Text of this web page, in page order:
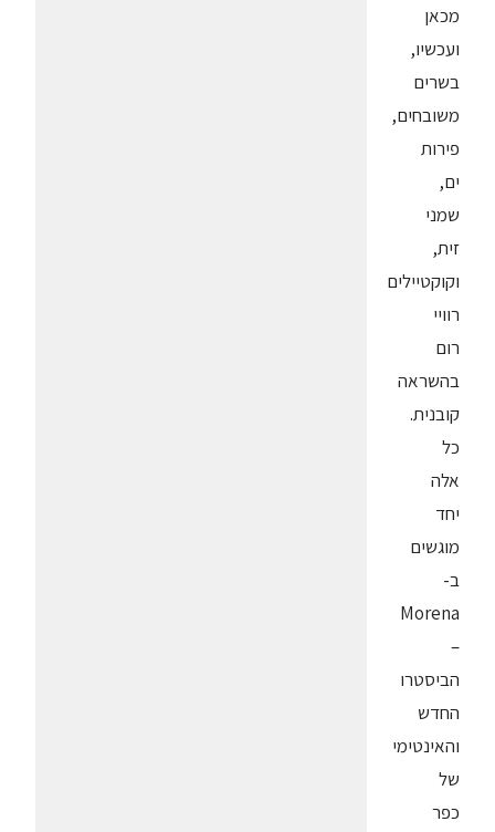
מכאן
ועכשיו,
בשרים
משובחים,
פירות
ים,
שמני
זית,
וקוקטיילים
רוויי
רום
בהשראה
קובנית.
כל
אלה
יחד
מוגשים
ב-
Morena
–
הביסטרו
החדש
והאינטימי
של
כפר